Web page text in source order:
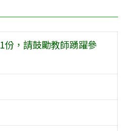
份，請鼓勵教師踴躍參